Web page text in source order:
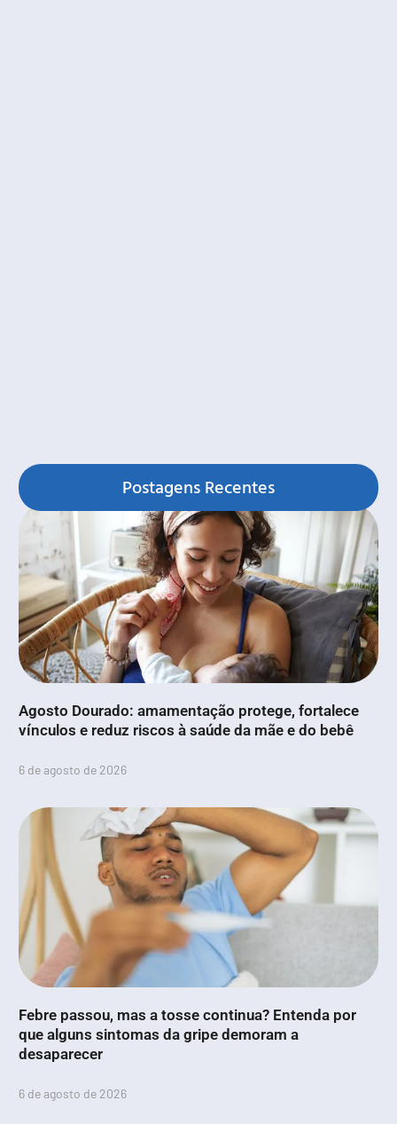
Postagens Recentes
Agosto Dourado: amamentação protege, fortalece
vínculos e reduz riscos à saúde da mãe e do bebê
6 de agosto de 2026
Febre passou, mas a tosse continua? Entenda por
que alguns sintomas da gripe demoram a
desaparecer
6 de agosto de 2026